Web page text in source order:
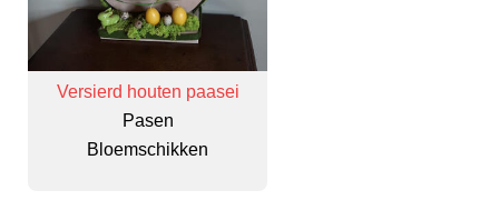
Versierd houten paasei
Pasen
Bloemschikken